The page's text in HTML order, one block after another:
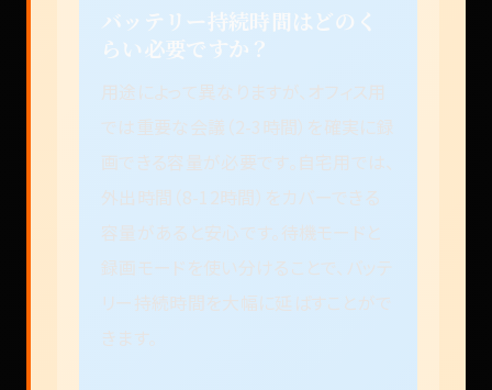
バッテリー持続時間はどのく
らい必要ですか？
用途によって異なりますが、オフィス用
では重要な会議（2-3時間）を確実に録
画できる容量が必要です。自宅用では、
外出時間（8-12時間）をカバーできる
容量があると安心です。待機モードと
録画モードを使い分けることで、バッテ
リー持続時間を大幅に延ばすことがで
きます。